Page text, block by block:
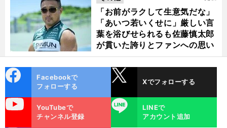
「お前がラクして生意気だな」
「あいつ若いくせに」厳しい言
葉を浴びせられるも佐藤慎太郎
が貫いた誇りとファンへの思い
ok
Facebookで
フォローする
Xでフォローする
YouTubeで
チャンネル登録
LINE
LINEで
アカウント追加